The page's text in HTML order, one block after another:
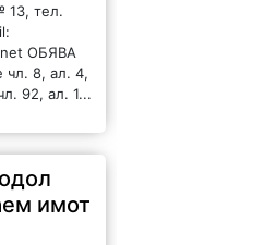
13, тел.
ОБЯВА
8, ал. 4,
92, ал. 1...
имот